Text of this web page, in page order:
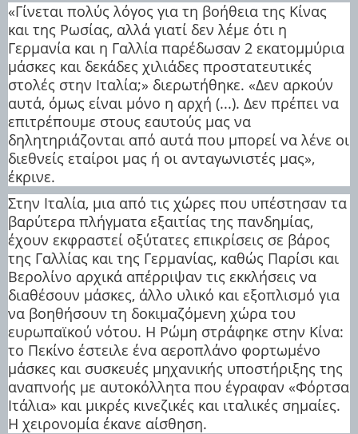
«Γίνεται πολύς λόγος για τη βοήθεια της Κίνας
και της Ρωσίας, αλλά γιατί δεν λέμε ότι η
Γερμανία και η Γαλλία παρέδωσαν 2 εκατομμύρια
μάσκες και δεκάδες χιλιάδες προστατευτικές
στολές στην Ιταλία;» διερωτήθηκε. «Δεν αρκούν
αυτά, όμως είναι μόνο η αρχή (...). Δεν πρέπει να
επιτρέπουμε στους εαυτούς μας να
δηλητηριάζονται από αυτά που μπορεί να λένε οι
διεθνείς εταίροι μας ή οι ανταγωνιστές μας»,
έκρινε.
Στην Ιταλία, μια από τις χώρες που υπέστησαν τα
βαρύτερα πλήγματα εξαιτίας της πανδημίας,
έχουν εκφραστεί οξύτατες επικρίσεις σε βάρος
της Γαλλίας και της Γερμανίας, καθώς Παρίσι και
Βερολίνο αρχικά απέρριψαν τις εκκλήσεις να
διαθέσουν μάσκες, άλλο υλικό και εξοπλισμό για
να βοηθήσουν τη δοκιμαζόμενη χώρα του
ευρωπαϊκού νότου. Η Ρώμη στράφηκε στην Κίνα:
το Πεκίνο έστειλε ένα αεροπλάνο φορτωμένο
μάσκες και συσκευές μηχανικής υποστήριξης της
αναπνοής με αυτοκόλλητα που έγραφαν «Φόρτσα
Ιτάλια» και μικρές κινεζικές και ιταλικές σημαίες.
Η χειρονομία έκανε αίσθηση.